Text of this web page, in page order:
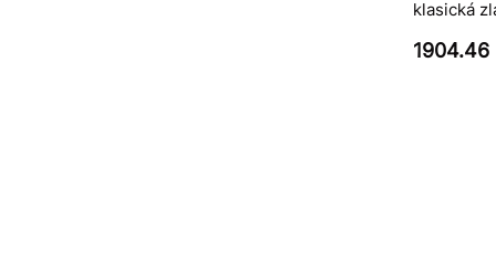
klasická
1904.46